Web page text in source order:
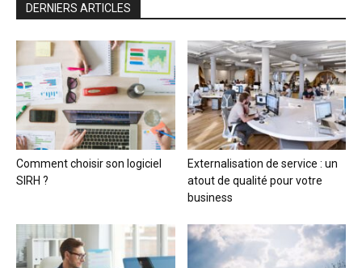
DERNIERS ARTICLES
Comment choisir son logiciel
SIRH ?
Externalisation de service : un
atout de qualité pour votre
business